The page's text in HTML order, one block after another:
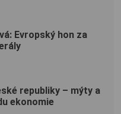
Evropský hon za
republiky – mýty a
ekonomie